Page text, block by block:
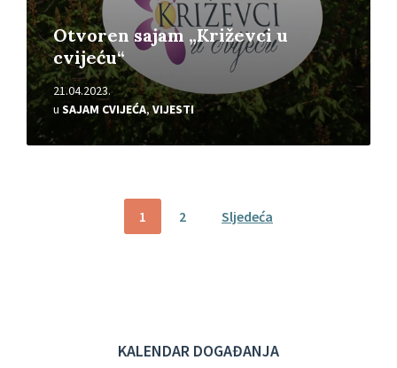
Otvoren sajam „Križevci u
cvijeću“
21.04.2023.
u SAJAM CVIJEĆA,VIJESTI
1 2 Sljedeća
KALENDAR DOGAĐANJA